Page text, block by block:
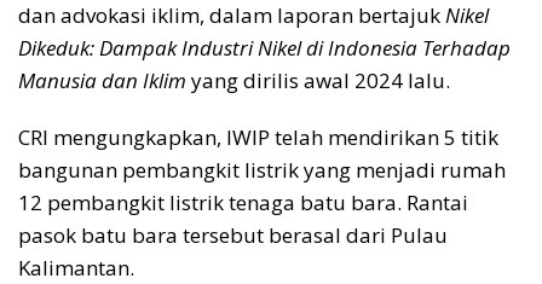
dan advokasi iklim, dalam laporan bertajukNikel
Dikeduk: Dampak Industri Nikel di Indonesia Terhadap
Manusia dan Iklim yang dirilis awal 2024 lalu.
CRI mengungkapkan, IWIP telah mendirikan 5 titik
bangunan pembangkit listrik yang menjadi rumah
12 pembangkit listrik tenaga batu bara. Rantai
pasok batu bara tersebut berasal dari Pulau
Kalimantan.